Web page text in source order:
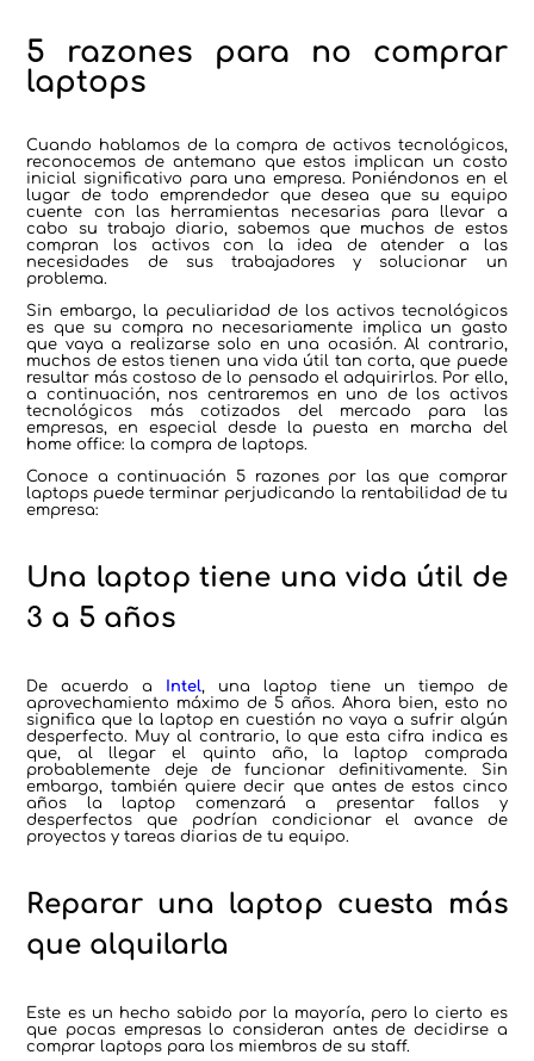
5 razones para no comprar
laptops
Cuando hablamos de la compra de activos tecnológicos,
reconocemos de antemano que estos implican un costo
inicial significativo para una empresa. Poniéndonos en el
lugar de todo emprendedor que desea que su equipo
cuente con las herramientas necesarias para llevar a
cabo su trabajo diario, sabemos que muchos de estos
compran los activos con la idea de atender a las
necesidades de sus trabajadores y solucionar un
problema.
Sin embargo, la peculiaridad de los activos tecnológicos
es que su compra no necesariamente implica un gasto
que vaya a realizarse solo en una ocasión. Al contrario,
muchos de estos tienen una vida útil tan corta, que puede
resultar más costoso de lo pensado el adquirirlos. Por ello,
a continuación, nos centraremos en uno de los activos
tecnológicos más cotizados del mercado para las
empresas, en especial desde la puesta en marcha del
home office: la compra de laptops.
Conoce a continuación 5 razones por las que comprar
laptops puede terminar perjudicando la rentabilidad de tu
empresa:
Una laptop tiene una vida útil de
3 a 5 años
De acuerdo a Intel, una laptop tiene un tiempo de
aprovechamiento máximo de 5 años. Ahora bien, esto no
significa que la laptop en cuestión no vaya a sufrir algún
desperfecto. Muy al contrario, lo que esta cifra indica es
que, al llegar el quinto año, la laptop comprada
probablemente deje de funcionar definitivamente. Sin
embargo, también quiere decir que antes de estos cinco
años la laptop comenzará a presentar fallos y
desperfectos que podrían condicionar el avance de
proyectos y tareas diarias de tu equipo.
Reparar una laptop cuesta más
que alquilarla
Este es un hecho sabido por la mayoría, pero lo cierto es
que pocas empresas lo consideran antes de decidirse a
comprar laptops para los miembros de su staff.